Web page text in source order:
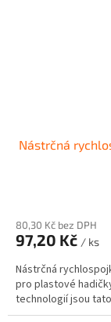
Nástrčná
80,30 Kč bez DPH
97,20 Kč / ks
Nástrčná
pro plastové
technologií jsou